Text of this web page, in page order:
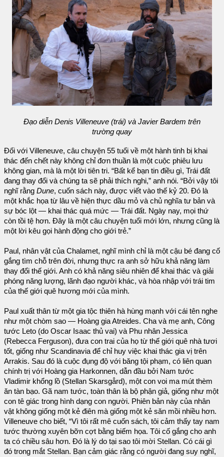
Đạo diễn Denis Villeneuve (trái) và Javier Bardem trên
trường quay
Đối với Villeneuve, câu chuyện 55 tuổi về một hành tinh bị khai
thác đến chết này không chỉ đơn thuần là một cuộc phiêu lưu
không gian, mà là một lời tiên tri. “Bất kể bạn tin điều gì, Trái đất
đang thay đổi và chúng ta sẽ phải thích nghi,” anh nói. “Bởi vậy tôi
nghĩ rằng Dune, cuốn sách này, được viết vào thế kỷ 20. Đó là
một khắc họa từ lâu về hiện thực dầu mỏ và chủ nghĩa tư bản và
sự bóc lột — khai thác quá mức — Trái đất. Ngày nay, mọi thứ
còn tồi tệ hơn. Đây là một câu chuyện tuổi mới lớn, nhưng cũng là
một lời kêu gọi hành động cho giới trẻ.”
Paul, nhân vật của Chalamet, nghĩ mình chỉ là một cậu bé đang cố
gắng tìm chỗ trên đời, nhưng thực ra anh sở hữu khả năng làm
thay đổi thế giới. Anh có khả năng siêu nhiên để khai thác và giải
phóng năng lượng, lãnh đạo người khác, và hòa nhập với trái tim
của thế giới quê hương mới của mình.
Paul xuất thân từ một gia tộc thiên hà hùng mạnh với cái tên nghe
như một chòm sao — Hoàng gia Atreides. Cha và mẹ anh, Công
tước Leto (do Oscar Isaac thủ vai) và Phu nhân Jessica
(Rebecca Ferguson), đưa con trai của họ từ thế giới quê nhà tươi
tốt, giống như Scandinavia để chỉ huy việc khai thác gia vị trên
Arrakis. Sau đó là cuộc đụng độ với băng tội phạm, có liên quan
chính trị với Hoàng gia Harkonnen, dẫn đầu bởi Nam tước
Vladimir khổng lồ (Stellan Skarsgård), một con voi ma mút thèm
ăn tàn bạo. Gã nam tước, toàn thân là bộ phận giả, giống như một
con tê giác trong hình dạng con người. Phiên bản này của nhân
vật không giống một kẻ điên mà giống một kẻ săn mồi nhiều hơn.
Villeneuve cho biết, “Vì tôi rất mê cuốn sách, tôi cảm thấy tay nam
tước thường xuyên bỡn cợt bằng biếm họa. Tôi cố gắng cho anh
ta có chiều sâu hơn. Đó là lý do tại sao tôi mời Stellan. Có cái gì
đó trong mắt Stellan. Bạn cảm giác rằng có người đang suy nghĩ,